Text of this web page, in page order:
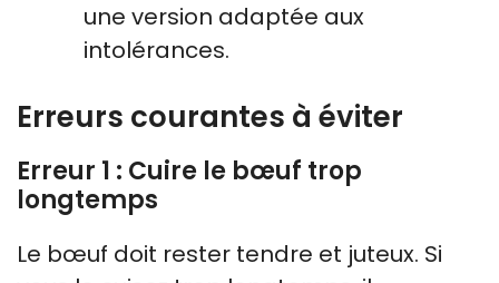
une version adaptée aux
intolérances.
Erreurs courantes à éviter
Erreur 1 : Cuire le bœuf trop
longtemps
Le bœuf doit rester tendre et juteux. Si